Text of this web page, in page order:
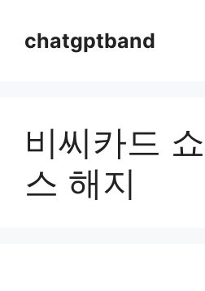
chatgptband
비씨카드
스 해지